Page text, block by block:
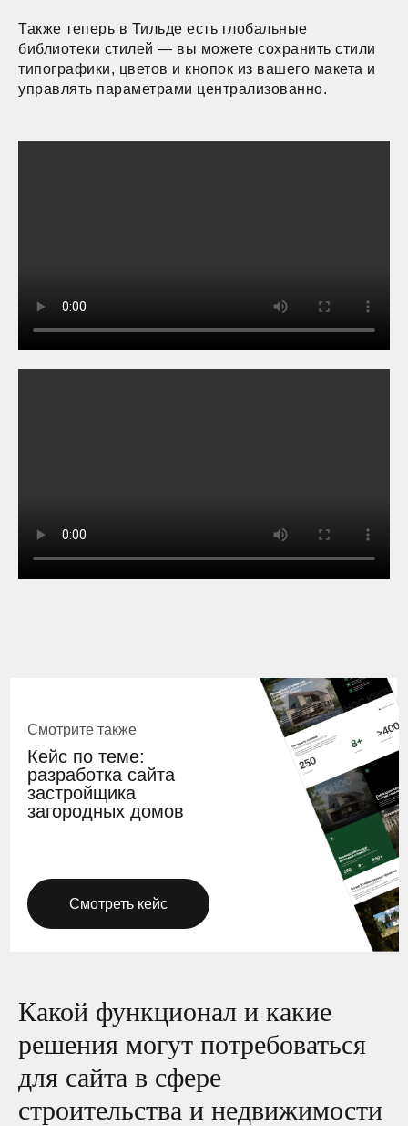
Также теперь в Тильде есть глобальные
библиотеки стилей — вы можете сохранить стили
типографики, цветов и кнопок из вашего макета и
управлять параметрами централизованно.
Кейс по теме:
разработка сайта
застройщика
загородных домов
Смотреть кейс
Смотрите также
Какой функционал и какие
решения могут потребоваться
для сайта в сфере
строительства и недвижимости